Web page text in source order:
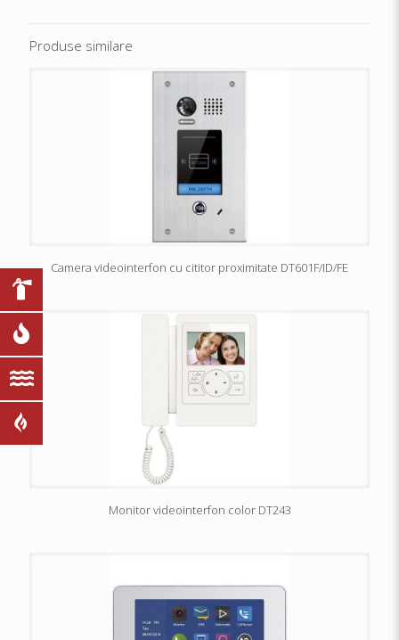
Produse similare
Camera videointerfon cu cititor proximitate DT601F/ID/FE
Monitor videointerfon color DT243